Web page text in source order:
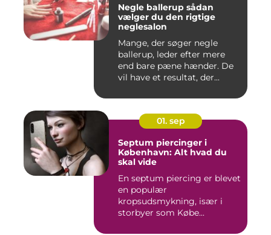
Negle ballerup sådan
vælger du den rigtige
neglesalon
Mange, der søger negle
ballerup, leder efter mere
end bare pæne hænder. De
vil have et resultat, der...
01. sep
Septum piercinger i
København: Alt hvad du
skal vide
En septum piercing er blevet
en populær
kropsudsmykning, især i
storbyer som Købe...